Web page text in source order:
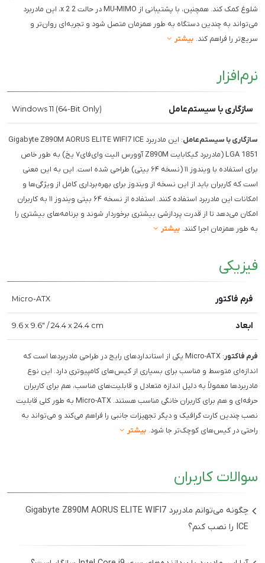
شلوغ کمک کند. همچنین، با پشتیبانی از MU-MIMO در حالت 2 x 2، این مادربرد
می‌تواند به چندین دستگاه به طور همزمان متصل شود و تجربه‌ای روان‌تر و
سریع‌تر را فراهم کند. بیشتر
نرم‌افزار
سازگاری با سیستم‌عامل Windows 11 (64-Bit Only)
سازگاری با سیستم‌عامل
: این مادربرد Gigabyte Z890M AORUS ELITE WIFI7 ICE
LGA 1851 (مادربرد گیکابایت Z890M آوورس الیت وای‌فای۷ یخ) به طور خاص
برای استفاده با ویندوز ۱۱ (نسخه ۶۴ بیتی) طراحی شده است. این به این معنی
است که کاربران باید از این نسخه از ویندوز برای بهره‌برداری کامل از ویژگی‌ها و
امکانات این مادربرد استفاده کنند. استفاده از نسخه ۶۴ بیتی ویندوز ۱۱ به کاربران
امکان می‌دهد تا از قدرت پردازشی بیشتری برخوردار شوند و برنامه‌های بیشتری را
به طور همزمان اجرا کنند. بیشتر
فیزیکی
فرم فاکتور Micro-ATX
ابعاد 9.6 x 9.6" / 24.4 x 24.4 cm
فرم فاکتور
: Micro-ATX یکی از استانداردهای رایج در طراحی مادربردها است که
اندازه‌ای متوسط و مناسب برای بسیاری از کیس‌های کامپیوتری دارد. این نوع
مادربردها معمولاً به دلیل اندازه متعادل و قابلیت‌های مناسب، هم برای کاربران
حرفه‌ای و هم برای کاربران خانگی مناسب هستند. Micro-ATX به طور کلی قابلیت
نصب چندین کارت گرافیک و دیگر تجهیزات جانبی را فراهم می‌کند و می‌تواند به
راحتی در کیس‌های کوچک‌تر جا شود. بیشتر
سوالات کاربران
چگونه می‌توانم مادربرد Gigabyte Z890M AORUS ELITE WIFI7
ICE را نصب کنم؟
ابتدا مادربرد را از جعبه خارج کنید و آن را به آرامی در کیس خود